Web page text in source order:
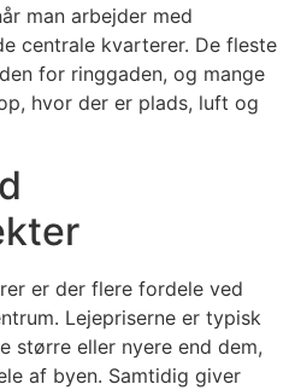
man arbejder med
centrale kvarterer. De fleste
for ringgaden, og mange
hvor der er plads, luft og
er der flere fordele ved
Lejepriserne er typisk
større eller nyere end dem,
af byen. Samtidig giver